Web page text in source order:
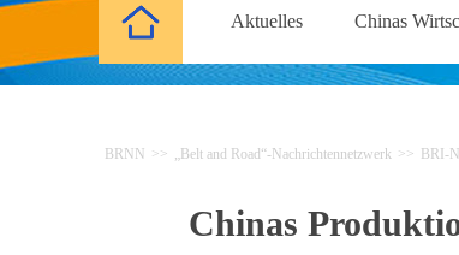
Aktuelles Chinas
BRNN >> „Belt and Road“-Nachrichtennetzwerk >> BRI-
Chinas